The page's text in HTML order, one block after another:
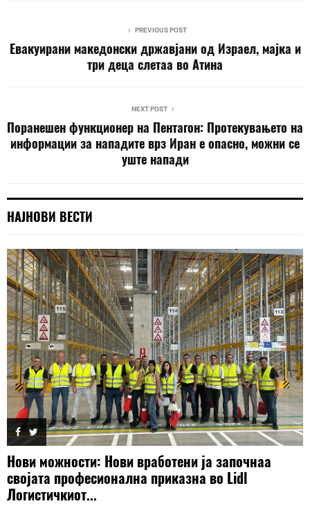
PREVIOUS POST
Евакуирани македонски државјани од Израел, мајка и
три деца слетаа во Атина
NEXT POST
Поранешен функционер на Пентагон: Протекувањето на
информации за нападите врз Иран е опасно, можни се
уште напади
НАЈНОВИ ВЕСТИ
Нови можности: Нови вработени ја започнаа
својата професионална приказна во Lidl
Логистичкиот...